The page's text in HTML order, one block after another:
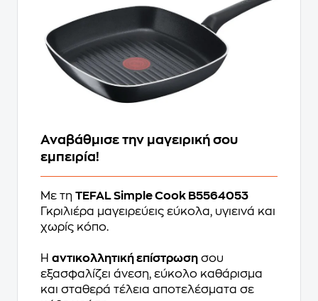
Αναβάθμισε την μαγειρική σου
εμπειρία!
Με τη TEFAL Simple Cook B5564053
Γκριλιέρα μαγειρεύεις εύκολα, υγιεινά και
χωρίς κόπο.
Η αντικολλητική επίστρωση σου
εξασφαλίζει άνεση, εύκολο καθάρισμα
και σταθερά τέλεια αποτελέσματα σε